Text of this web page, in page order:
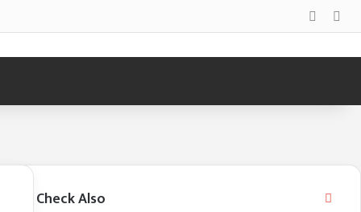
Log In
Check Also Close